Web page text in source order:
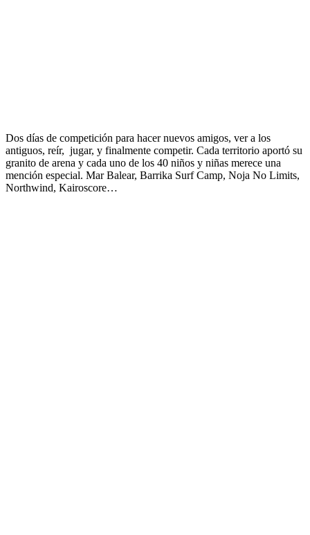
Dos días de competición para hacer nuevos amigos, ver a los
antiguos, reír, jugar, y finalmente competir. Cada territorio aportó su
granito de arena y cada uno de los 40 niños y niñas merece una
mención especial. Mar Balear, Barrika Surf Camp, Noja No Limits,
Northwind, Kairoscore…